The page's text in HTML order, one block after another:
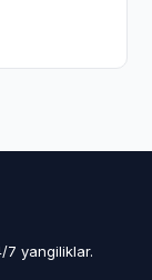
7 yangiliklar.